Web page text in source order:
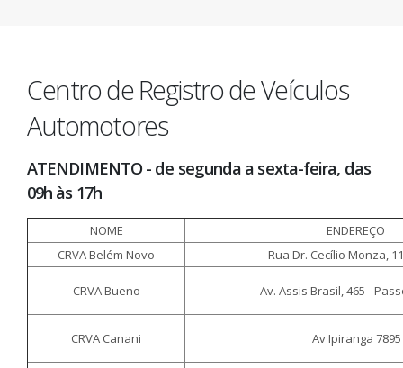
Centro de Registro de Veículos
Automotores
ATENDIMENTO - de segunda a sexta-feira, das
09h às 17h
NOME
ENDEREÇO
CRVA Belém Novo
Rua Dr. Cecílio Monza,
CRVA Bueno Av. Assis Brasil, 465 -
CRVA Canani Av Ipiranga 7895